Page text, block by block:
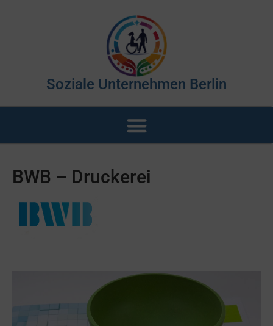
Soziale Unternehmen Berlin
BWB – Druckerei